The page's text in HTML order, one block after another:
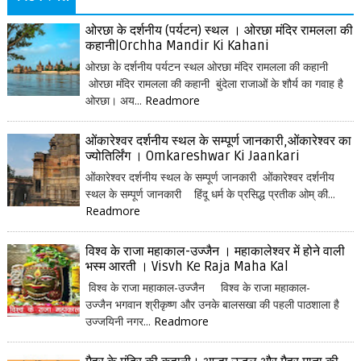
ओरछा के दर्शनीय (पर्यटन) स्थल । ओरछा मंदिर रामलला की
कहानी|Orchha Mandir Ki Kahani
ओरछा के दर्शनीय पर्यटन स्थल ओरछा मंदिर रामलला की कहानी
ओरछा मंदिर रामलला की कहानी बुंदेला राजाओं के शौर्य का गवाह है
ओरछा। अय... Readmore
ओंकारेश्वर दर्शनीय स्थल के सम्पूर्ण जानकारी,ओंकारेश्वर का
ज्योतिर्लिंग । Omkareshwar Ki Jaankari
ओंकारेश्वर दर्शनीय स्थल के सम्पूर्ण जानकारी ओंकारेश्वर दर्शनीय
स्थल के सम्पूर्ण जानकारी हिंदू धर्म के प्रसिद्ध प्रतीक ओम् की...
Readmore
विश्व के राजा महाकाल-उज्जैन । महाकालेश्वर में होने वाली
भस्म आरती । Visvh Ke Raja Maha Kal
विश्व के राजा महाकाल-उज्जैन विश्व के राजा महाकाल-
उज्जैन भगवान श्रीकृष्ण और उनके बालसखा की पहली पाठशाला है
उज्जयिनी नगर... Readmore